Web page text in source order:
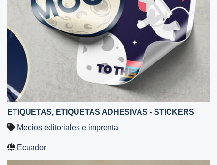
ETIQUETAS, ETIQUETAS ADHESIVAS - STICKERS
Medios editoriales e imprenta
Ecuador